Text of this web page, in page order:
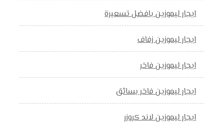
ايجار ليموزين بافضل تسعيرة
ايجار ليموزين زفاف
ايجار ليموزين فاخر
ايجار ليموزين فاخر بسائق
ايجار ليموزين لاند كروزر